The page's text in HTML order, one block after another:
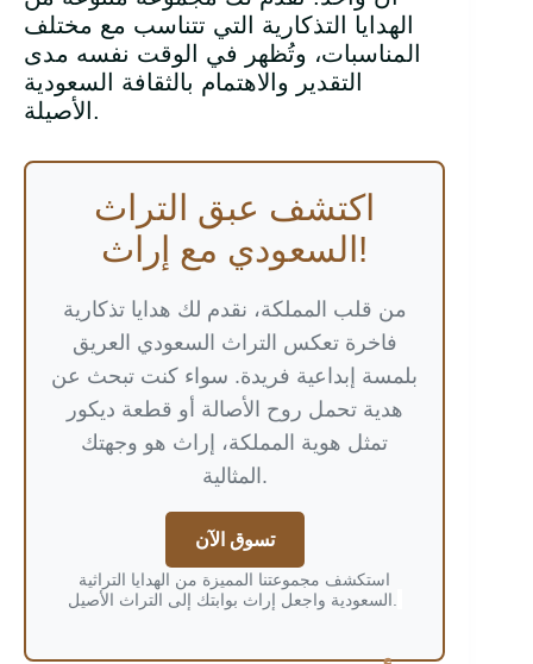
الهدايا التذكارية التي تتناسب مع مختلف
المناسبات، وتُظهر في الوقت نفسه مدى
التقدير والاهتمام بالثقافة السعودية
الأصيلة.
اكتشف عبق التراث
السعودي مع إراث!
من قلب المملكة، نقدم لك هدايا تذكارية
فاخرة تعكس التراث السعودي العريق
بلمسة إبداعية فريدة. سواء كنت تبحث عن
هدية تحمل روح الأصالة أو قطعة ديكور
تمثل هوية المملكة، إراث هو وجهتك
المثالية.
تسوق الآن
استكشف مجموعتنا المميزة من الهدايا التراثية